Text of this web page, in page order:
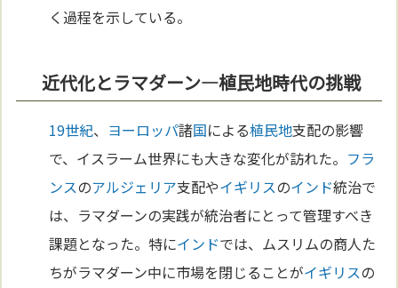
く過程を示している。
近代化とラマダーン—植民地時代の挑戦
19世紀、 ヨーロッパ諸国による植民地支配の影響
で、イスラーム世界にも大きな変化が訪れた。 フラ
ンスのアルジェリア支配やイギリスのインド統治で
は、ラマダーンの実践が統治者にとって管理すべき
課題となった。特にインドでは、ムスリムの商人た
ちがラマダーン中に市場を閉じることがイギリスの